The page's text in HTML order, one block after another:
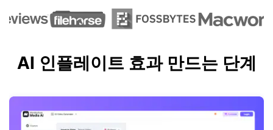
AI 인플레이트 효과 만드는 단계